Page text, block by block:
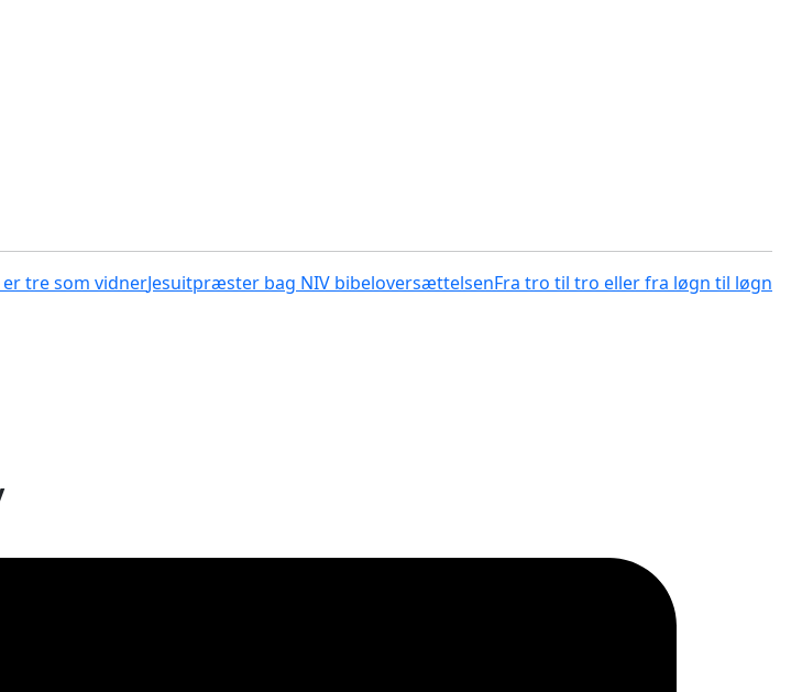
er tre som vidnerJesuitpræster bag NIV bibeloversættelsenFra tro til tro eller fra løgn til løgn